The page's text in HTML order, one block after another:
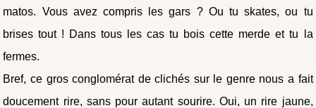
matos. Vous avez compris les gars ? Ou tu skates, ou tu
brises tout ! Dans tous les cas tu bois cette merde et tu la
fermes.
Bref, ce gros conglomérat de clichés sur le genre nous a fait
doucement rire, sans pour autant sourire. Oui, un rire jaune,